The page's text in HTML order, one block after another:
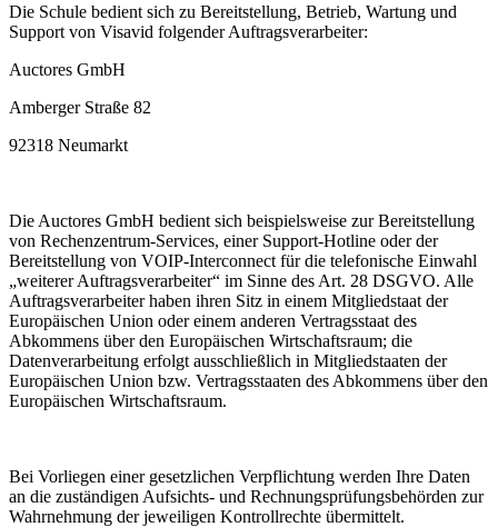
Die Schule bedient sich zu Bereitstellung, Betrieb, Wartung und
Support von Visavid folgender Auftragsverarbeiter:
Auctores GmbH
Amberger Straße 82
92318 Neumarkt
Die Auctores GmbH bedient sich beispielsweise zur Bereitstellung
von Rechenzentrum-Services, einer Support-Hotline oder der
Bereitstellung von VOIP-Interconnect für die telefonische Einwahl
„weiterer Auftragsverarbeiter“ im Sinne des Art. 28 DSGVO. Alle
Auftragsverarbeiter haben ihren Sitz in einem Mitgliedstaat der
Europäischen Union oder einem anderen Vertragsstaat des
Abkommens über den Europäischen Wirtschaftsraum; die
Datenverarbeitung erfolgt ausschließlich in Mitgliedstaaten der
Europäischen Union bzw. Vertragsstaaten des Abkommens über den
Europäischen Wirtschaftsraum.
Bei Vorliegen einer gesetzlichen Verpflichtung werden Ihre Daten
an die zuständigen Aufsichts- und Rechnungsprüfungsbehörden zur
Wahrnehmung der jeweiligen Kontrollrechte übermittelt.